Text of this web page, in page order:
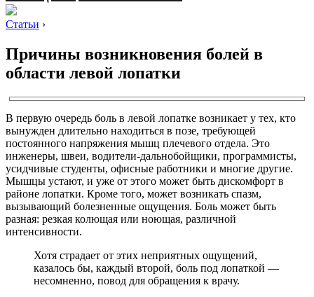
Статьи ›
Причины возникновения болей в
области левой лопатки
В первую очередь боль в левой лопатке возникает у тех, кто
вынужден длительно находиться в позе, требующей
постоянного напряжения мышц плечевого отдела. Это
инженеры, швеи, водители-дальнобойщики, программисты,
усидчивые студенты, офисные работники и многие другие.
Мышцы устают, и уже от этого может быть дискомфорт в
районе лопатки. Кроме того, может возникать спазм,
вызывающий болезненные ощущения. Боль может быть
разная: резкая колющая или ноющая, различной
интенсивности.
Хотя страдает от этих неприятных ощущений,
казалось бы, каждый второй, боль под лопаткой —
несомненно, повод для обращения к врачу.